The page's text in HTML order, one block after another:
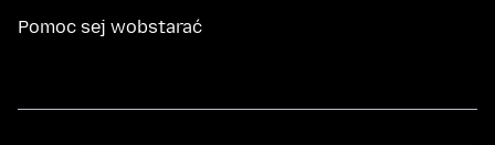
Pomoc sej wobstarać